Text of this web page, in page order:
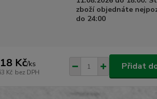
zboží objednáte
do 24:00
Kč/ks
Kč bez DPH
Přidat